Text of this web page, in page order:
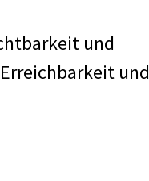
und
und